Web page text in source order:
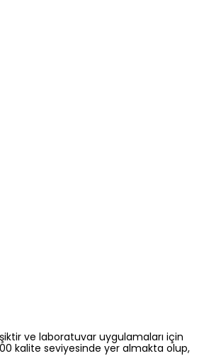
ve laboratuvar uygulamaları için
kalite seviyesinde yer almakta olup,